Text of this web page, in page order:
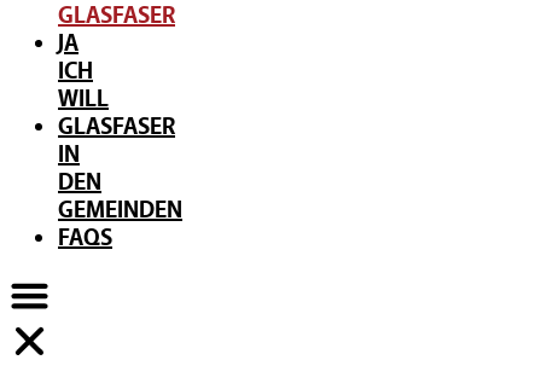
GLASFASER
JA
ICH
WILL
GLASFASER
IN
DEN
GEMEINDEN
FAQS